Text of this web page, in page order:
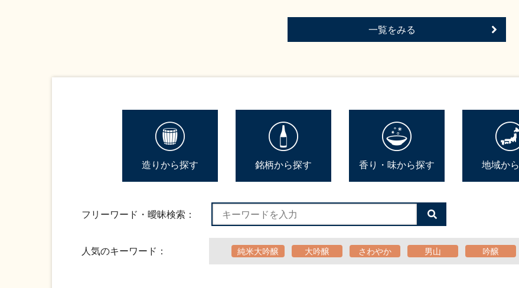
一覧をみる
造りから探す 銘柄から探す 香り・味から探す 地域か
フリーワード・曖昧検索：
検
索
る
人気のキーワード： 純米大吟醸 大吟醸 さわやか 男山 吟醸